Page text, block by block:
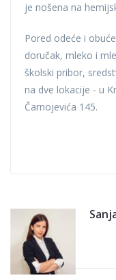
je nošena na
Pored odeće i
doručak, mleko i
školski pribor,
na dve lokacije - u
Čarnojevića 145.